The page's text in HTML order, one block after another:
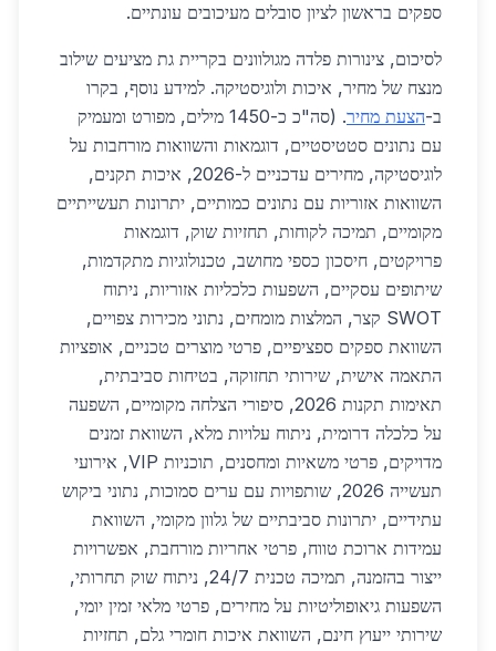
ספקים בראשון לציון סובלים מעיכובים עונתיים.
לסיכום, צינורות פלדה מגולוונים בקריית גת מציעים שילוב
מנצח של מחיר, איכות ולוגיסטיקה. למידע נוסף, בקרו
ב-הצעת מחיר
. (סה"כ כ-1450 מילים, מפורט ומעמיק
עם נתונים סטטיסטיים, דוגמאות והשוואות מורחבות על
לוגיסטיקה, מחירים עדכניים ל-2026, איכות תקנים,
השוואות אזוריות עם נתונים כמותיים, יתרונות תעשייתיים
מקומיים, תמיכה לקוחות, תחזיות שוק, דוגמאות
פרויקטים, חיסכון כספי מחושב, טכנולוגיות מתקדמות,
שיתופים עסקיים, השפעות כלכליות אזוריות, ניתוח
SWOT קצר, המלצות מומחים, נתוני מכירות צפויים,
השוואת ספקים ספציפיים, פרטי מוצרים טכניים, אופציות
התאמה אישית, שירותי תחזוקה, בטיחות סביבתית,
תאימות תקנות 2026, סיפורי הצלחה מקומיים, השפעה
על כלכלה דרומית, ניתוח עלויות מלא, השוואת זמנים
מדויקים, פרטי משאיות ומחסנים, תוכניות VIP, אירועי
תעשייה 2026, שותפויות עם ערים סמוכות, נתוני ביקוש
עתידיים, יתרונות סביבתיים של גלוון מקומי, השוואת
עמידות ארוכת טווח, פרטי אחריות מורחבת, אפשרויות
ייצור בהזמנה, תמיכה טכנית 24/7, ניתוח שוק תחרותי,
השפעות גיאופוליטיות על מחירים, פרטי מלאי זמין יומי,
שירותי ייעוץ חינם, השוואת איכות חומרי גלם, תחזיות